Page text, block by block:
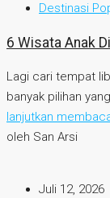
Destinasi
6 Wisata Anak
Lagi cari tempat
banyak pilihan
lanjutkan
oleh San Arsi
Juli 12, 2026